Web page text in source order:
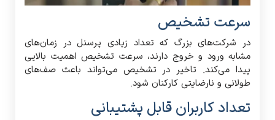
سرعت تشخیص
در شرکت‌های بزرگ که تعداد زیادی پرسنل در زمان‌های
مشابه ورود و خروج دارند، سرعت تشخیص اهمیت بالایی
پیدا می‌کند. تاخیر در تشخیص می‌تواند باعث صف‌های
طولانی و نارضایتی کارکنان شود.
تعداد کاربران قابل پشتیبانی